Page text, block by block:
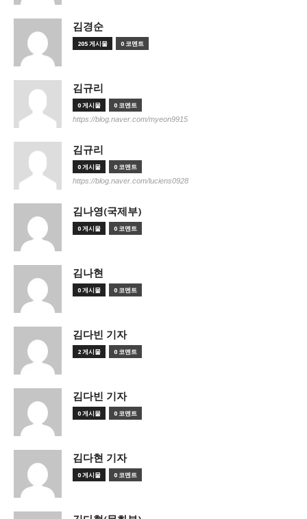
김경순
205 게시물 0 코멘트
김규리
0 게시물 0 코멘트
https://blog.naver.com/myeon9915
김규리
0 게시물 0 코멘트
https://blog.naver.com/luciens0928
김나영(국제부)
0 게시물 0 코멘트
김나현
0 게시물 0 코멘트
김다빈 기자
2 게시물 0 코멘트
김다빈 기자
0 게시물 0 코멘트
김다현 기자
0 게시물 0 코멘트